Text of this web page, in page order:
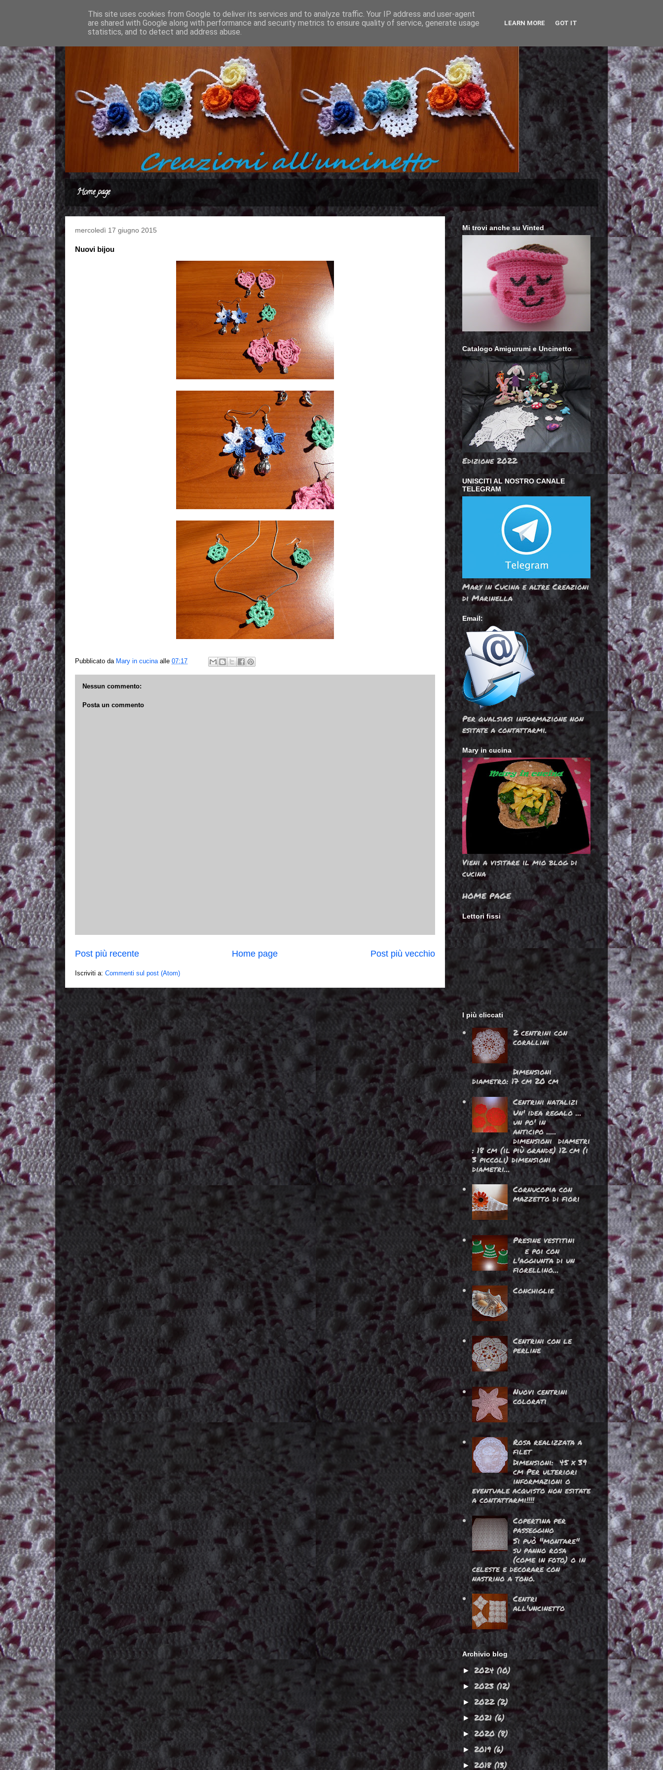
Home page
mercoledì 17 giugno 2015
Nuovi bijou
Pubblicato da Mary in cucina alle 07:17
Nessun commento:
Posta un commento
Post più recente Post più vecchio
Home page
Iscriviti a: Commenti sul post (Atom)
Mi trovi anche su Vinted
Catalogo Amigurumi e Uncinetto
Edizione 2022
UNISCITI AL NOSTRO CANALE
TELEGRAM
Mary in Cucina e altre Creazioni
di Marinella
Email:
Per qualsiasi informazione non
esitate a contattarmi.
Mary in cucina
Vieni a visitare il mio blog di
cucina
HOME PAGE
Lettori fissi
I più cliccati
2 centrini con
corallini
Dimensioni
diametro: 17 cm 20 cm
Centrini natalizi
Un' idea regalo ...
un po' in
anticipo .....
dimensioni diametri
: 18 cm (il più grande) 12 cm (i
3 piccoli) dimensioni
diametri...
Cornucopia con
mazzetto di fiori
Presine vestitini
e poi con
l'aggiunta di un
fiorellino...
Conchiglie
Centrini con le
perline
Nuovi centrini
colorati
Rosa realizzata a
filet
Dimensioni: 45 x 39
cm Per ulteriori
informazioni o
eventuale acquisto non esitate
a contattarmi!!!!
Copertina per
passeggino
Si può "montare"
su panno rosa
(come in foto) o in
celeste e decorare con
nastrino a tono.
Centri
all'uncinetto
Archivio blog
► 2024 (10)
► 2023(12)
► 2022(2)
►2021(6)
► 2020(8)
► 2019(6)
► 2018 (13)
This site uses cookies from Google to deliver its services and to analyze traffic. Your IP address and user-agent
are shared with Google along with performance and security metrics to ensure quality of service, generate usage
statistics, and to detect and address abuse.
LEARN MORE GOT IT